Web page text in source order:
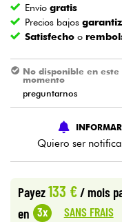
Batería y
Violines y cuarteto
Niños
Cables & Acces.
HiFi
Envíogratis
Precios bajos
Satisfecho o
No disponible en este
momento
preguntarnos
Quiero ser
Payez133 €/ mois
en 3x SANS FRAIS